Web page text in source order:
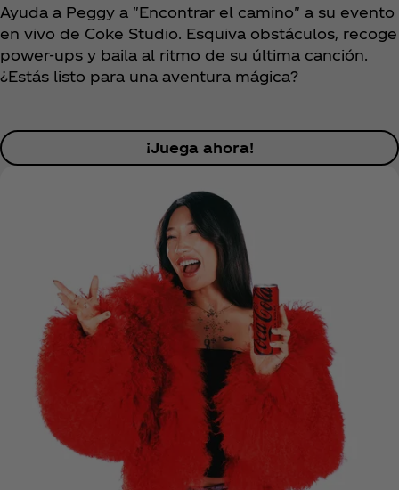
Ayuda a Peggy a "Encontrar el camino" a su evento
en vivo de Coke Studio. Esquiva obstáculos, recoge
power-ups y baila al ritmo de su última canción.
¿Estás listo para una aventura mágica?
¡Juega ahora!